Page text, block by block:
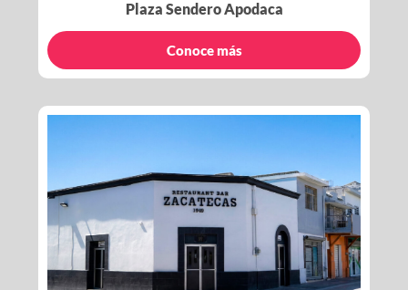
Plaza Sendero Apodaca
Conoce más